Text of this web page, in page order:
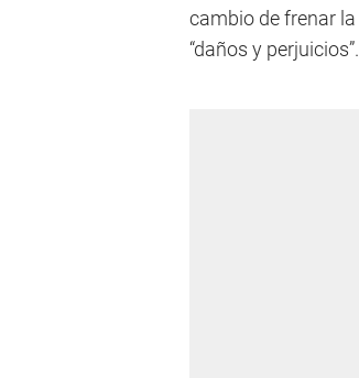
cambio de frenar la
“daños y perjuicios”.